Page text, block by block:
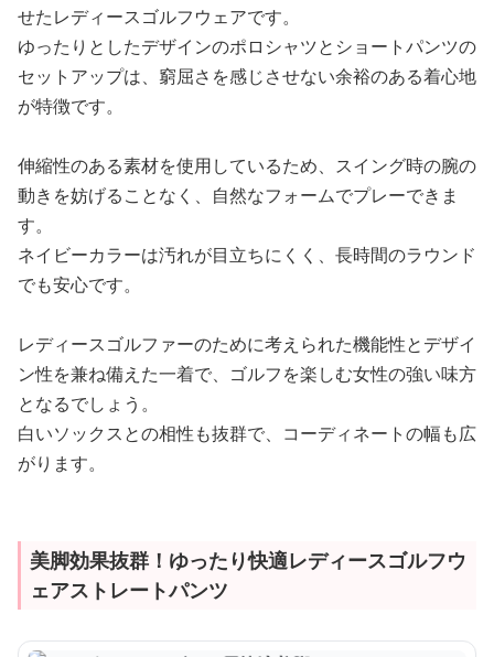
せたレディースゴルフウェアです。
ゆったりとしたデザインのポロシャツとショートパンツの
セットアップは、窮屈さを感じさせない余裕のある着心地
が特徴です。
伸縮性のある素材を使用しているため、スイング時の腕の
動きを妨げることなく、自然なフォームでプレーできま
す。
ネイビーカラーは汚れが目立ちにくく、長時間のラウンド
でも安心です。
レディースゴルファーのために考えられた機能性とデザイ
ン性を兼ね備えた一着で、ゴルフを楽しむ女性の強い味方
となるでしょう。
白いソックスとの相性も抜群で、コーディネートの幅も広
がります。
美脚効果抜群！ゆったり快適レディースゴルフウ
ェアストレートパンツ